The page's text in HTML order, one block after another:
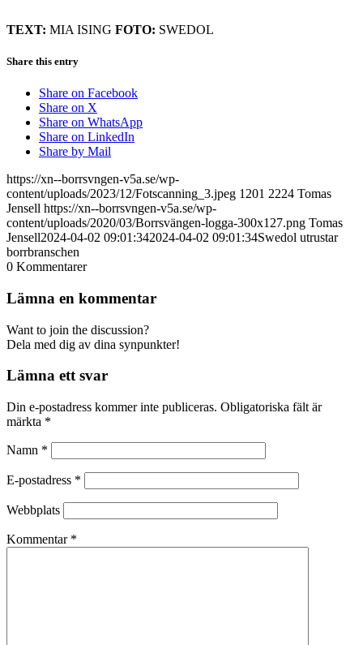
TEXT: MIA ISING FOTO: SWEDOL
Share this entry
Share on Facebook
Share on X
Share on WhatsApp
Share on LinkedIn
Share by Mail
https://xn--borrsvngen-v5a.se/wp-
content/uploads/2023/12/Fotscanning_3.jpeg 1201 2224 Tomas
Jensell https://xn--borrsvngen-v5a.se/wp-
content/uploads/2020/03/Borrsvängen-logga-300x127.png Tomas
Jensell2024-04-02 09:01:342024-04-02 09:01:34Swedol utrustar
borrbranschen
0 Kommentarer
Lämna en kommentar
Want to join the discussion?
Dela med dig av dina synpunkter!
Lämna ett svar
Din e-postadress kommer inte publiceras. Obligatoriska fält är
märkta *
Namn *
E-postadress *
Webbplats
Kommentar *